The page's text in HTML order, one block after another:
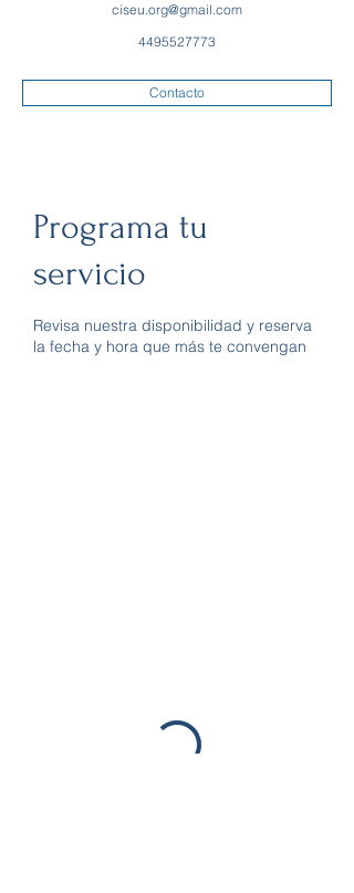
ciseu.org@gmail.com
4495527773
Contacto
Programa tu
servicio
Revisa nuestra disponibilidad y reserva
la fecha y hora que más te convengan